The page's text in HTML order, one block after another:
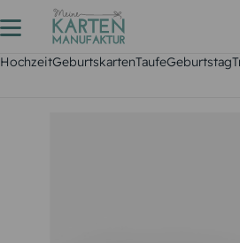
HochzeitGeburtskartenTaufeGeburtstag